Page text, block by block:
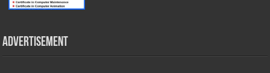
Advertisement